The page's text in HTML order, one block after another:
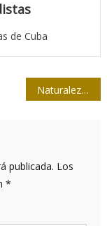
de Cuba
Naturaleza y cultura: la animalidad y lo humano
publicada. Los
*